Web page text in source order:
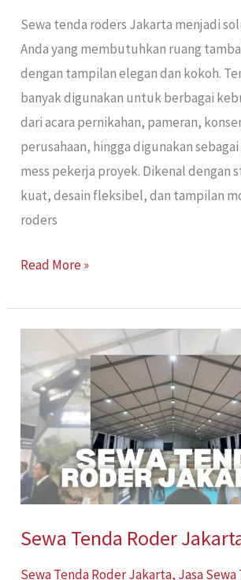
Sewa tenda roders Jakarta menjadi
Anda yang membutuhkan ruang
dengan tampilan elegan dan kokoh.
banyak digunakan untuk berbagai
dari acara pernikahan, pameran,
perusahaan, hingga digunakan
mess pekerja proyek. Dikenal dengan
kuat, desain fleksibel, dan tampilan
roders
Read More »
Sewa Tenda Roder
Sewa Tenda Roder Jakarta, Jasa Sewa
Tenda
Roder
Jakarta